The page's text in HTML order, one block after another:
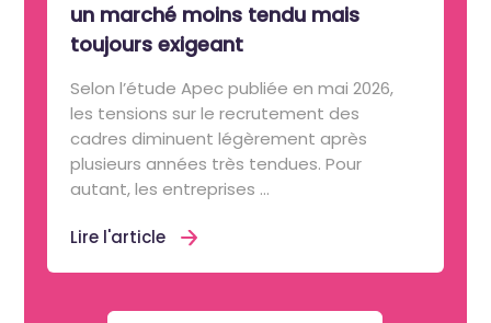
un marché moins tendu mais
toujours exigeant
Selon l’étude Apec publiée en mai 2026,
les tensions sur le recrutement des
cadres diminuent légèrement après
plusieurs années très tendues. Pour
autant, les entreprises ...
Lire l'article